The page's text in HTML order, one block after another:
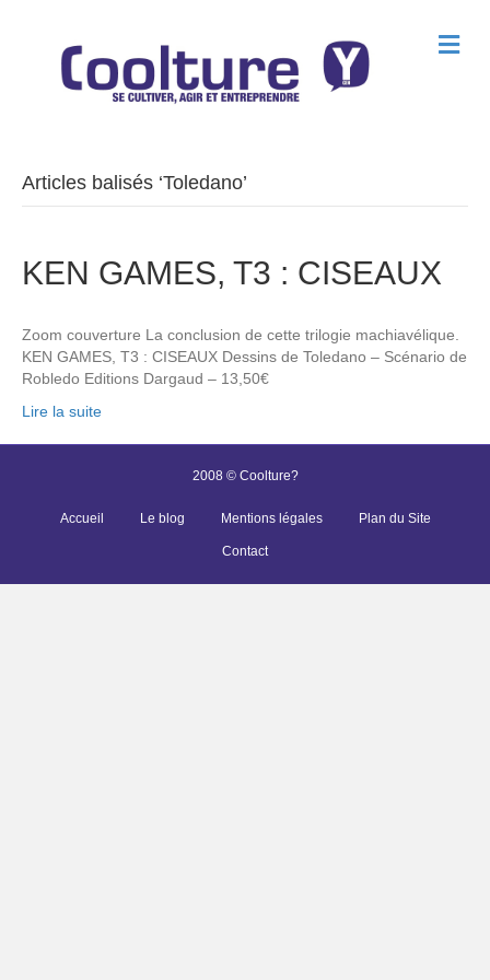
M
e
Articles balisés ‘Toledano’
KEN GAMES, T3 : CISEAUX
Zoom couverture La conclusion de cette trilogie machiavélique.
KEN GAMES, T3 : CISEAUX Dessins de Toledano – Scénario de
Robledo Editions Dargaud – 13,50€
Lire la suite
2008 © Coolture?
Accueil Le blog Mentions légales Plan du Site
Contact